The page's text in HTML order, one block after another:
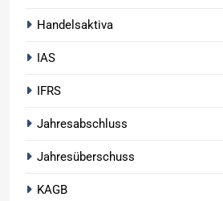
Handelsaktiva
IAS
IFRS
Jahresabschluss
Jahresüberschuss
KAGB